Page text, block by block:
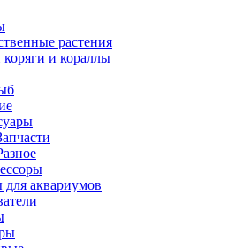
растения
и кораллы
аквариумов